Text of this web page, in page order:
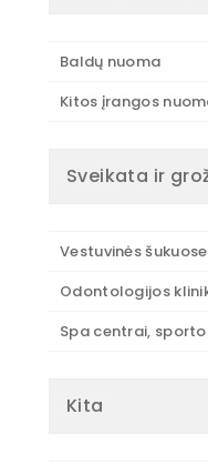
Baldų nuoma
Kitos įrangos
Sveikata ir
Vestuvinės
Odontologijos
Spa centrai,
Kita